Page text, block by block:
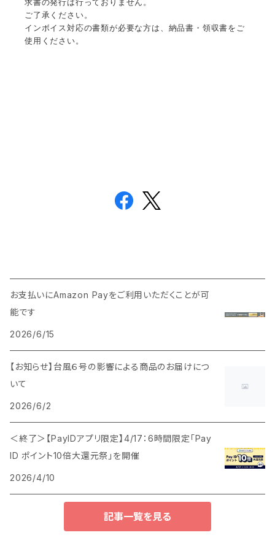
求書の発行は行っておりません。
ご了承ください。
インボイス対応の書類が必要な方は、納品書・領収書をご
使用ください。
お支払いにAmazon Payをご利用いただくことが可
能です
2026/6/15
【お知らせ】台風６号の影響による商品のお届けにつ
いて
2026/6/2
＜終了＞【PayIDアプリ限定】4/17：6時間限定「Pay
ID ポイント10倍大還元祭」を開催
2026/4/10
記事一覧を見る